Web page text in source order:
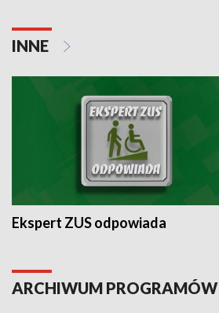
INNE
Ekspert ZUS odpowiada
ARCHIWUM PROGRAMÓW